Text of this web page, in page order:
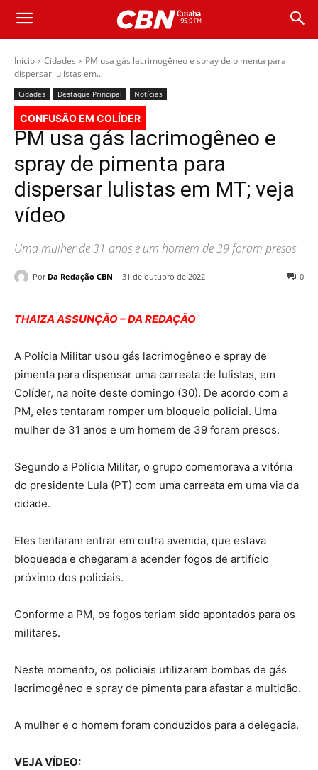
Início Cidades
PM usa gás lacrimogêneo e spray de pimenta para
dispersar lulistas em...
Cidades Destaque Principal Notícias
CONFUSÃO EM COLÍDER
PM usa gás lacrimogêneo e
spray de pimenta para
dispersar lulistas em MT; veja
vídeo
Uma mulher de 31 anos e um homem de 39 foram presos
Por Da Redação CBN 31 de outubro de 2022 0
THAIZA ASSUNÇÃO – DA REDAÇÃO
A Polícia Militar usou gás lacrimogêneo e spray de
pimenta para dispensar uma carreata de lulistas, em
Colíder, na noite deste domingo (30). De acordo com a
PM, eles tentaram romper um bloqueio policial. Uma
mulher de 31 anos e um homem de 39 foram presos.
Segundo a Polícia Militar, o grupo comemorava a vitória
do presidente Lula (PT) com uma carreata em uma via da
cidade.
Eles tentaram entrar em outra avenida, que estava
bloqueada e chegaram a acender fogos de artifício
próximo dos policiais.
Conforme a PM, os fogos teriam sido apontados para os
militares.
Neste momento, os policiais utilizaram bombas de gás
lacrimogêneo e spray de pimenta para afastar a multidão.
A mulher e o homem foram conduzidos para a delegacia.
VEJA VÍDEO: